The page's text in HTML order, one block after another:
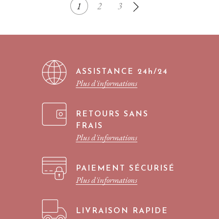
POUR NOUS, ET KAMAR A SU
RAPIDEMENT LES TAPIS QUI SE
NOTRE APPARTEMENT.
FINALEMENT NOUS EN AVONS
COMMANDÉ TROIS À LA SUITE ET
NOUS NE REGRETTONS PAS. NOUS
AVEC DE LA VAISSELLE SPLENDIDE
QU’ELLE A SU NOUS TROUVER. LA
SIMPLICITÉ FAIT LA BEAUTÉ. C’EST
CAPTER, ET KAMAR EN EST SA
NOUS N’HÉSITONS PAS À
RECOMMANDER SON TRAVAIL À
NOTRE ENTOURAGE ET NOUS
CONTINUERONS À LE FAIRE, AINSI
1 2 3
ASSISTANCE 24h/24
Plus d'informations
RETOURS SANS
FRAIS
Plus d'informations
PAIEMENT SÉCURISÉ
Plus d'informations
LIVRAISON RAPIDE